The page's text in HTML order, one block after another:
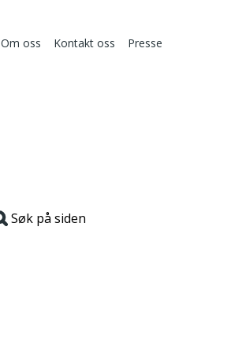
Om oss Kontakt oss Presse
Søk på siden